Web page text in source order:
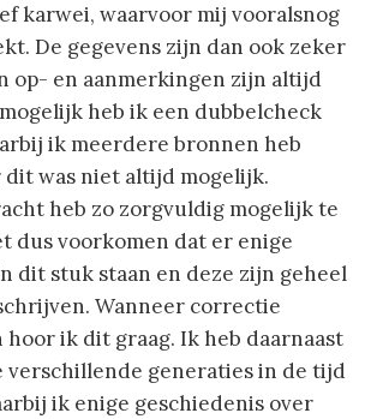
karwei, waarvoor mij vooralsnog
De gegevens zijn dan ook zeker
op- en aanmerkingen zijn altijd
heb ik een dubbelcheck
ik meerdere bronnen heb
dit was niet altijd mogelijk.
heb zo zorgvuldig mogelijk te
dus voorkomen dat er enige
dit stuk staan en deze zijn geheel
Wanneer correctie
hoor ik dit graag. Ik heb daarnaast
verschillende generaties in de tijd
ik enige geschiedenis over